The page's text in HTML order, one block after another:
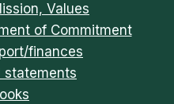
Values
of Commitment
finances
statements